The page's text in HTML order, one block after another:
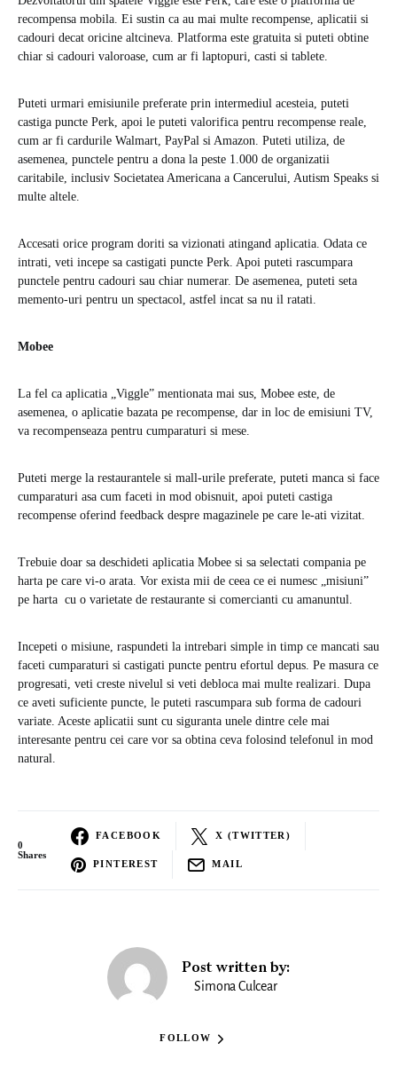
recompensa mobila. Ei sustin ca au mai multe recompense, aplicatii si
cadouri decat oricine altcineva. Platforma este gratuita si puteti obtine
chiar si cadouri valoroase, cum ar fi laptopuri, casti si tablete.
Puteti urmari emisiunile preferate prin intermediul acesteia, puteti
castiga puncte Perk, apoi le puteti valorifica pentru recompense reale,
cum ar fi cardurile Walmart, PayPal si Amazon. Puteti utiliza, de
asemenea, punctele pentru a dona la peste 1.000 de organizatii
caritabile, inclusiv Societatea Americana a Cancerului, Autism Speaks si
multe altele.
Accesati orice program doriti sa vizionati atingand aplicatia. Odata ce
intrati, veti incepe sa castigati puncte Perk. Apoi puteti rascumpara
punctele pentru cadouri sau chiar numerar. De asemenea, puteti seta
memento-uri pentru un spectacol, astfel incat sa nu il ratati.
Mobee
La fel ca aplicatia „Viggle” mentionata mai sus, Mobee este, de
asemenea, o aplicatie bazata pe recompense, dar in loc de emisiuni TV,
va recompenseaza pentru cumparaturi si mese.
Puteti merge la restaurantele si mall-urile preferate, puteti manca si face
cumparaturi asa cum faceti in mod obisnuit, apoi puteti castiga
recompense oferind feedback despre magazinele pe care le-ati vizitat.
Trebuie doar sa deschideti aplicatia Mobee si sa selectati compania pe
harta pe care vi-o arata. Vor exista mii de ceea ce ei numesc „misiuni”
pe harta cu o varietate de restaurante si comercianti cu amanuntul.
Incepeti o misiune, raspundeti la intrebari simple in timp ce mancati sau
faceti cumparaturi si castigati puncte pentru efortul depus. Pe masura ce
progresati, veti creste nivelul si veti debloca mai multe realizari. Dupa
ce aveti suficiente puncte, le puteti rascumpara sub forma de cadouri
variate. Aceste aplicatii sunt cu siguranta unele dintre cele mai
interesante pentru cei care vor sa obtina ceva folosind telefonul in mod
natural.
0
Shares
FACEBOOK X (TWITTER)
PINTEREST MAIL
Post written by:
Simona Culcear
FOLLOW